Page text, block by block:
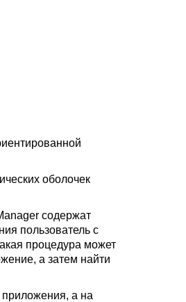
оболочек
содержат
пользователь с
процедура может
а затем найти
а на